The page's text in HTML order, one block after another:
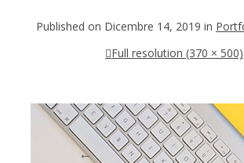
Published on Dicembre 14, 2019 in
Full resolution (370 × 500)
←